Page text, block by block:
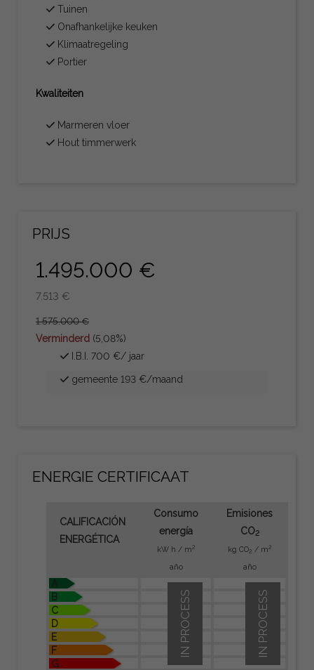
Tuinen
Onafhankelijke keuken
Klimaatregeling
Portier
Kwaliteiten
Marmeren vloer
Hout timmerwerk
PRIJS
1.495.000 €
7.513 €
1.575.000 €
Verminderd (5,08%)
I.B.I. 700 €/ jaar
gemeente 193 €/maand
ENERGIE CERTIFICAAT
CALIFICACIÓN
ENERGÉTICA
Consumo
energía
kW h / m2
año
Emisiones
CO2
kg CO2 / m2
año
A
B
C
D
E
F
G
IN PROCESS
IN PROCESS